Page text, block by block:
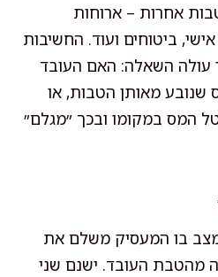
אחרות – ארוחות
ביטוחים ועוד. החשיבות
עולה השאלה: האם העובד
מאותן הטבות, או
המס במקומו ובכך ״מגלם״
בו המעסיק משלם את
מהטבת העובד. ישנם שני